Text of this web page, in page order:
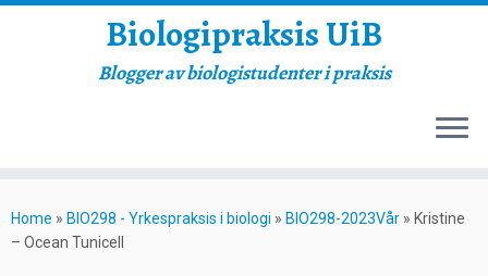
to
content
Biologipraksis UiB
Blogger av biologistudenter i praksis
Home » BIO298 - Yrkespraksis i biologi » BIO298-2023Vår » Kristine
– Ocean Tunicell